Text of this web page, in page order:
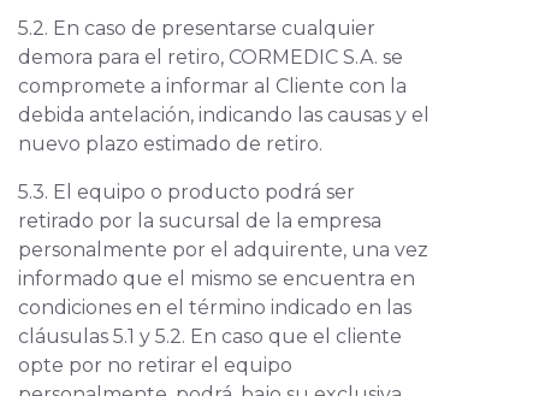
5.2. En caso de presentarse cualquier
demora para el retiro, CORMEDIC S.A. se
compromete a informar al Cliente con la
debida antelación, indicando las causas y el
nuevo plazo estimado de retiro.
5.3. El equipo o producto podrá ser
retirado por la sucursal de la empresa
personalmente por el adquirente, una vez
informado que el mismo se encuentra en
condiciones en el término indicado en las
cláusulas 5.1 y 5.2. En caso que el cliente
opte por no retirar el equipo